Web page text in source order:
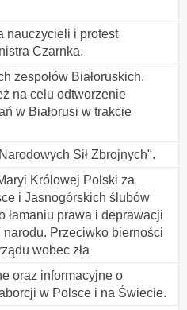
nauczycieli i protest
Czarnka.
zespołów Białoruskich.
na celu odtworzenie
w Białorusi w trakcie
Sił Zbrojnych".
Królowej Polski za
i Jasnogórskich ślubów
łamaniu prawa i deprawacji
Przeciwko bierności
wobec zła
oraz informacyjne o
w Polsce i na Świecie.